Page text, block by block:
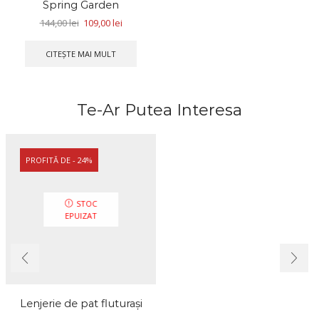
Spring Garden
144,00lei 109,00lei
CITEȘTE MAI MULT
Te-Ar Putea Interesa
PROFITĂ DE - 24%
STOC
EPUIZAT
Lenjerie de pat fluturaşi